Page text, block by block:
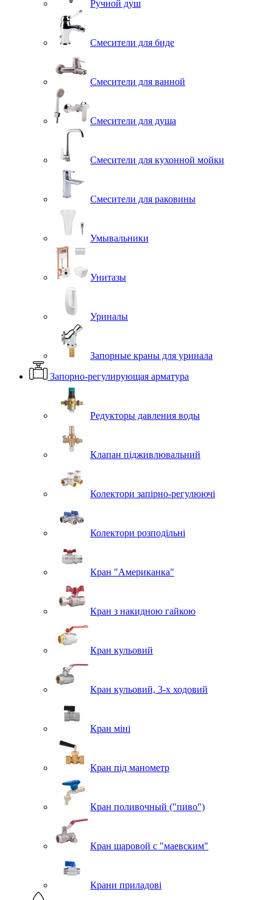
Ручной душ
Смесители для биде
Смесители для ванной
Смесители для душа
Смесители для кухонной мойки
Смесители для раковины
Умывальники
Унитазы
Уриналы
Запорные краны для уринала
Запорно-регулирующая арматура
Редукторы давления воды
Клапан підживлювальний
Колектори запірно-регулюючі
Колектори розподільні
Кран "Американка"
Кран з накидною гайкою
Кран кульовий
Кран кульовий, 3-х ходовий
Кран міні
Кран під манометр
Кран поливочный ("пиво")
Кран шаровой с "маевским"
Крани приладові